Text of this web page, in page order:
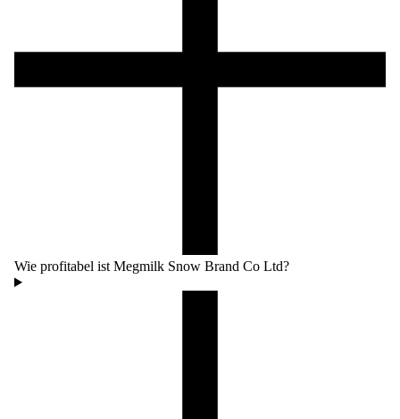
Wie profitabel ist Megmilk Snow Brand Co Ltd?